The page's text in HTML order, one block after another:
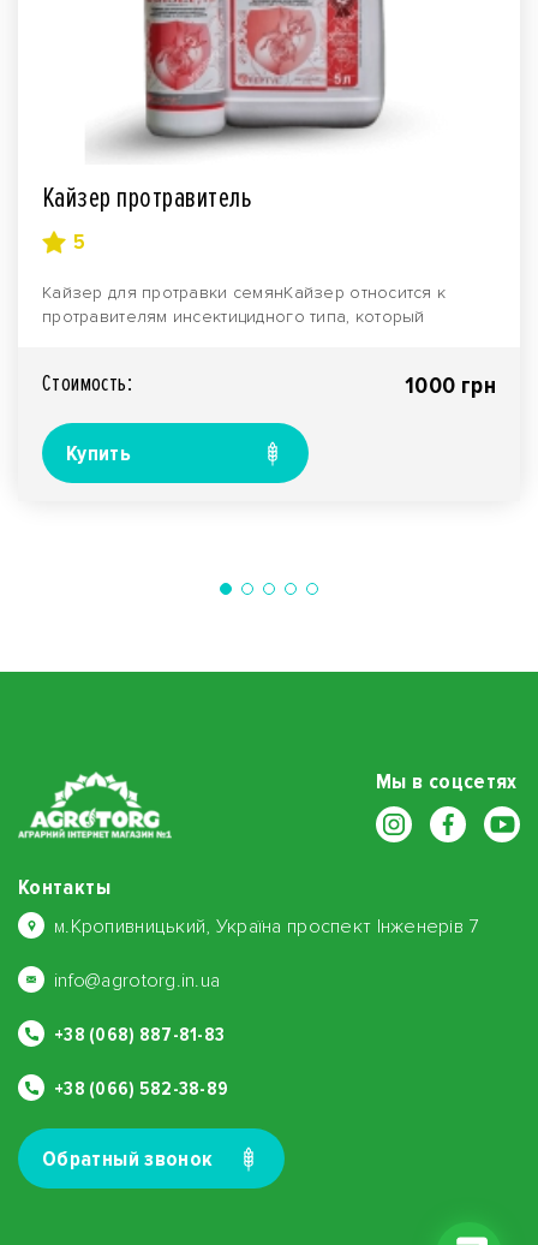
Кайзер протравитель
5
Кайзер для протравки семянКайзер относится к
протравителям инсектицидного типа, который
Стоимость: 1000 грн
Купить
Мы в соцсетях
Контакты
м.Кропивницький, Україна проспект Інженерів 7
info@agrotorg.in.ua
+38 (068) 887-81-83
+38 (066) 582-38-89
Обратный звонок